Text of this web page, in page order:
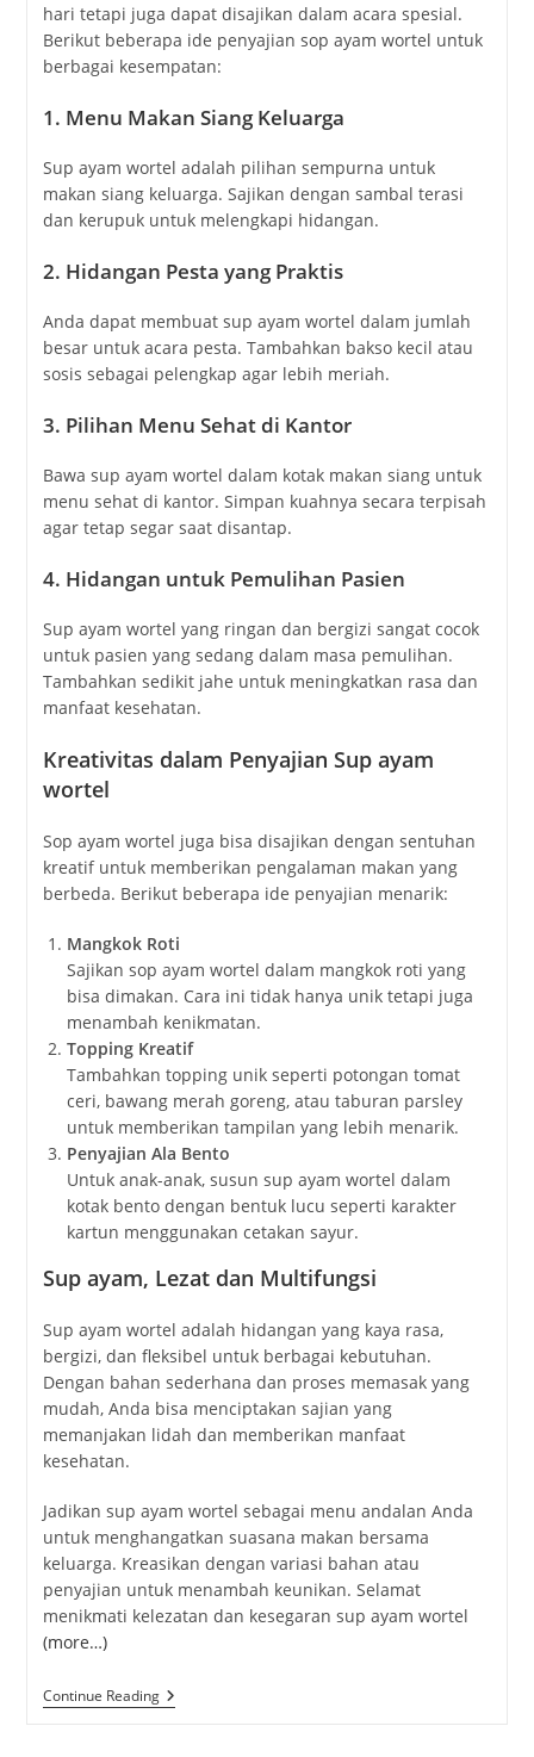
hari tetapi juga dapat disajikan dalam acara spesial.
Berikut beberapa ide penyajian sop ayam wortel untuk
berbagai kesempatan:
1. Menu Makan Siang Keluarga
Sup ayam wortel adalah pilihan sempurna untuk
makan siang keluarga. Sajikan dengan sambal terasi
dan kerupuk untuk melengkapi hidangan.
2. Hidangan Pesta yang Praktis
Anda dapat membuat sup ayam wortel dalam jumlah
besar untuk acara pesta. Tambahkan bakso kecil atau
sosis sebagai pelengkap agar lebih meriah.
3. Pilihan Menu Sehat di Kantor
Bawa sup ayam wortel dalam kotak makan siang untuk
menu sehat di kantor. Simpan kuahnya secara terpisah
agar tetap segar saat disantap.
4. Hidangan untuk Pemulihan Pasien
Sup ayam wortel yang ringan dan bergizi sangat cocok
untuk pasien yang sedang dalam masa pemulihan.
Tambahkan sedikit jahe untuk meningkatkan rasa dan
manfaat kesehatan.
Kreativitas dalam Penyajian Sup ayam
wortel
Sop ayam wortel juga bisa disajikan dengan sentuhan
kreatif untuk memberikan pengalaman makan yang
berbeda. Berikut beberapa ide penyajian menarik:
Mangkok Roti
Sajikan sop ayam wortel dalam mangkok roti yang
bisa dimakan. Cara ini tidak hanya unik tetapi juga
menambah kenikmatan.
Topping Kreatif
Tambahkan topping unik seperti potongan tomat
ceri, bawang merah goreng, atau taburan parsley
untuk memberikan tampilan yang lebih menarik.
Penyajian Ala Bento
Untuk anak-anak, susun sup ayam wortel dalam
kotak bento dengan bentuk lucu seperti karakter
kartun menggunakan cetakan sayur.
Sup ayam, Lezat dan Multifungsi
Sup ayam wortel adalah hidangan yang kaya rasa,
bergizi, dan fleksibel untuk berbagai kebutuhan.
Dengan bahan sederhana dan proses memasak yang
mudah, Anda bisa menciptakan sajian yang
memanjakan lidah dan memberikan manfaat
kesehatan.
Jadikan sup ayam wortel sebagai menu andalan Anda
untuk menghangatkan suasana makan bersama
keluarga. Kreasikan dengan variasi bahan atau
penyajian untuk menambah keunikan. Selamat
menikmati kelezatan dan kesegaran sup ayam wortel
(more…)
Continue ReadingSop
Ayam